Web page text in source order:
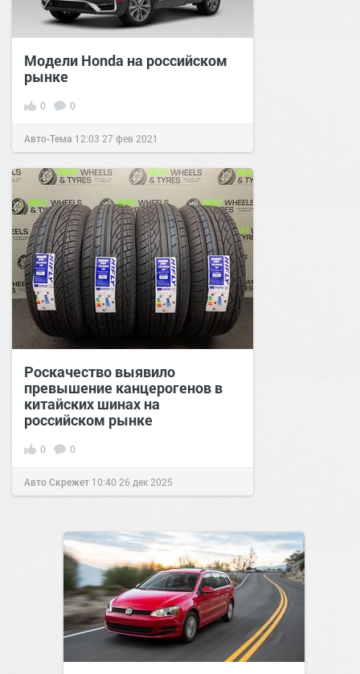
Модели Honda на российском
рынке
0 0
Авто-Тема 12:03 27 фев 2021
Роскачество выявило
превышение канцерогенов в
китайских шинах на
российском рынке
0 0
Авто Скрежет 10:40 26 дек 2025